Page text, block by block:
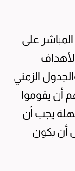
المباشر على
الزمني
أن يقوموا
يجب أن
أن يكون